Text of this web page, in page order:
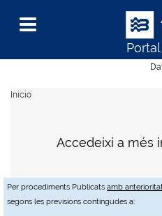
Per procediments Publicats amb
segons les previsions contingudes a:
Menu
Accedeixi a més
Inicio